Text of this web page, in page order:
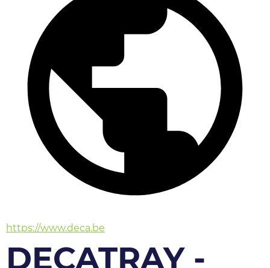
https://www.deca.be
DECATRAY -